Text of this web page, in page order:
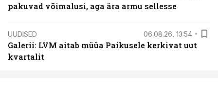
pakuvad võimalusi, aga ära armu sellesse
UUDISED 06.08.26, 13:54
Galerii: LVM aitab müüa Paikusele kerkivat uut
kvartalit